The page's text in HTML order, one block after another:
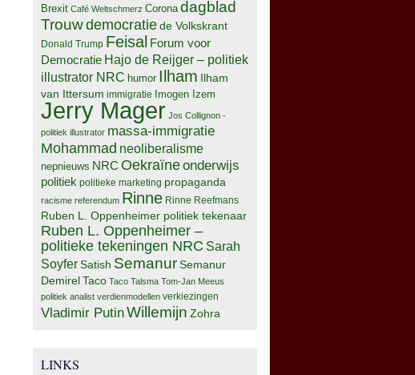
Brexit Café Weltschmerz Corona dagblad
Trouwdemocratiede Volkskrant
Donald Trump Feisal Forum voor
Democratie Hajo de Reijger – politiek
illustrator NRC humor Ilham Ilham
van Ittersum immigratie Imogen Izem
Jerry Mager Jos Collignon -
politiek illustrator massa-immigratie
Mohammad neoliberalisme
nepnieuws NRC Oekraïneonderwijs
politiek politieke marketing propaganda
racisme referendum Rinne Rinne Reefmans
Ruben L. Oppenheimer politiek tekenaar
Ruben L. Oppenheimer –
politieke tekeningen NRC Sarah
Soyfer Satish SemanurSemanur
DemirelTaco Taco Talsma Tom-Jan Meeus
politiek analist verdienmodellen verkiezingen
Vladimir PutinWillemijn Zohra
LINKS